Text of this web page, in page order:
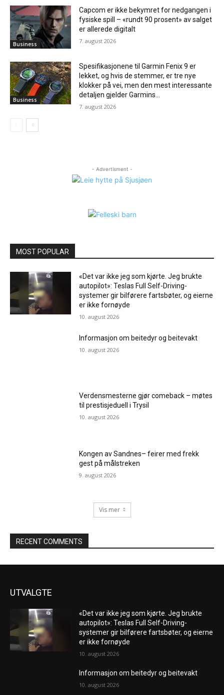
Business
Capcom er ikke bekymret for nedgangen i
fysiske spill – «rundt 90 prosent» av salget
er allerede digitalt
7. august 2026
Business
Spesifikasjonene til Garmin Fenix ​​9 er
lekket, og hvis de stemmer, er tre nye
klokker på vei, men den mest interessante
detaljen gjelder Garmins...
7. august 2026
- Advertisment -
MOST POPULAR
«Det var ikke jeg som kjørte. Jeg brukte
autopilot»: Teslas Full Self-Driving-
systemer gir bilførere fartsbøter, og eierne
er ikke fornøyde
10. august 2026
Informasjon om beitedyr og beitevakt
10. august 2026
Verdensmesterne gjør comeback – møtes
til prestisjeduell i Trysil
10. august 2026
Kongen av Sandnes– feirer med frekk
gest på målstreken
9. august 2026
Vis mer
RECENT COMMENTS
UTVALGTE
«Det var ikke jeg som kjørte. Jeg brukte
autopilot»: Teslas Full Self-Driving-
systemer gir bilførere fartsbøter, og eierne
er ikke fornøyde
10. august 2026
Informasjon om beitedyr og beitevakt
10. august 2026